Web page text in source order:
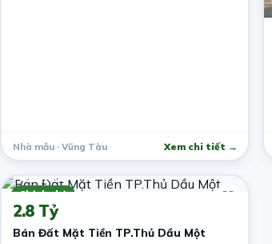
Nhà mẫu · Vũng Tàu Xem chi tiết →
Chính chủ
7 năm trước
2.8 Tỷ
Bán Đất Mặt Tiền TP.Thủ Dầu Một